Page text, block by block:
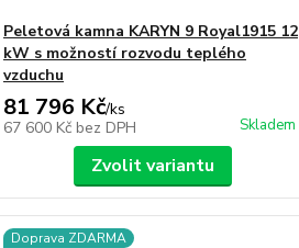
Peletová kamna KARYN 9 Royal1915 12
kW s možností rozvodu teplého
vzduchu
81 796 Kč/ks
67 600 Kč bez DPH Skladem
Zvolit variantu
Doprava ZDARMA